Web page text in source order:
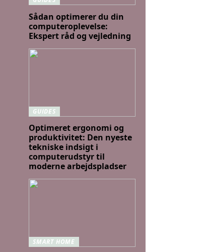
Sådan optimerer du din
computeroplevelse:
Ekspert råd og vejledning
GUIDES
Optimeret ergonomi og
produktivitet: Den nyeste
tekniske indsigt i
computerudstyr til
moderne arbejdspladser
SMART HOME